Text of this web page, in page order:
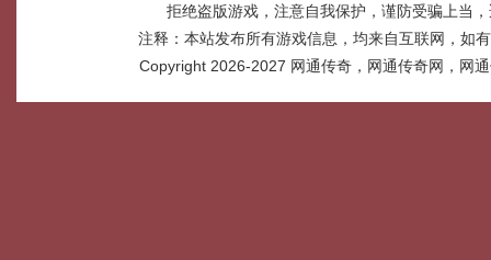
拒绝盗版游戏，注意自我保护，谨防受骗上当
注释：本站发布所有游戏信息，均来自互联网，如
Copyright 2026-2027 网通传奇，网通传奇网，网